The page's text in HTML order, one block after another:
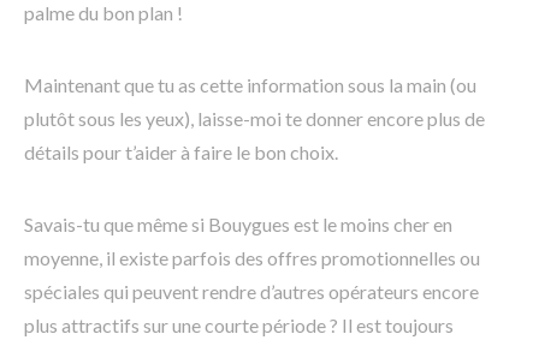
palme du bon plan !
Maintenant que tu as cette information sous la main (ou
plutôt sous les yeux), laisse-moi te donner encore plus de
détails pour t’aider à faire le bon choix.
Savais-tu que même si Bouygues est le moins cher en
moyenne, il existe parfois des offres promotionnelles ou
spéciales qui peuvent rendre d’autres opérateurs encore
plus attractifs sur une courte période ? Il est toujours